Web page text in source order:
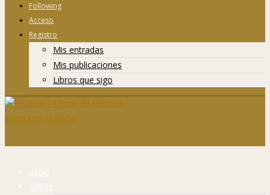
Following
Acceso
Registro
Mis entradas
Mis publicaciones
Libros que sigo
Inicio
Libros